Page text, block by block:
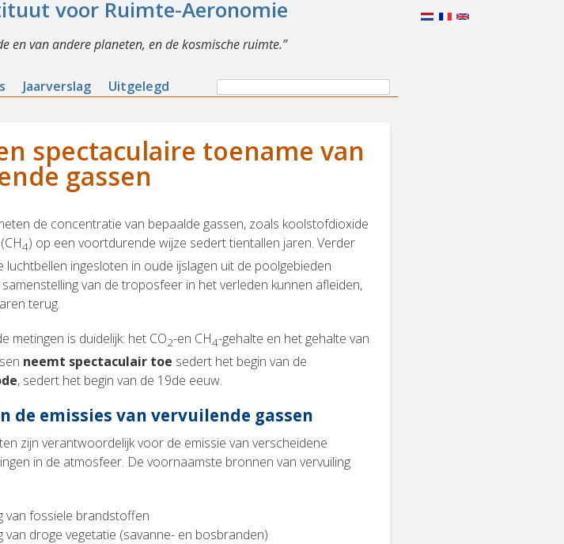
voor Ruimte-Aeronomie
en van andere planeten, en de kosmische ruimte.
Jaarverslag Uitgelegd
Search
Search
spectaculaire toename van
gassen
de concentratie van bepaalde gassen, zoals koolstofdioxide
4) op een voortdurende wijze sedert tientallen jaren. Verder
luchtbellen ingesloten in oude ijslagen uit de poolgebieden
van de troposfeer in het verleden kunnen afleiden,
terug.
metingen is duidelijk: het CO2-en CH4-gehalte en het gehalte van
neemt spectaculair toe sedert het begin van de
, sedert het begin van de 19de eeuw.
de emissies van vervuilende gassen
zijn verantwoordelijk voor de emissie van verscheidene
in de atmosfeer. De voornaamste bronnen van vervuiling
van fossiele brandstoffen
van droge vegetatie (savanne- en bosbranden)